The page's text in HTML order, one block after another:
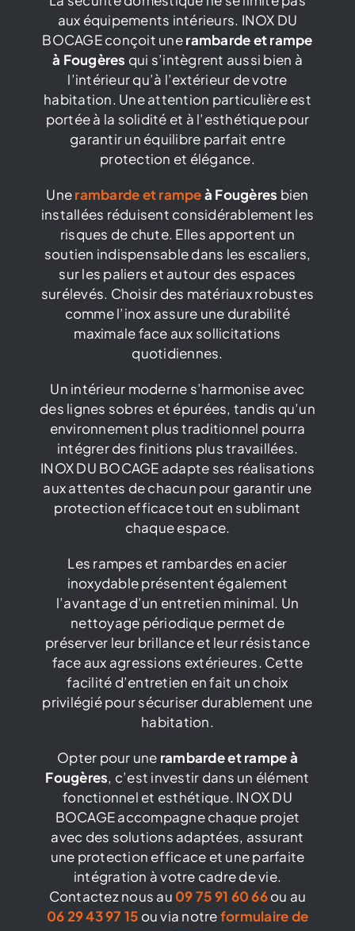
Catalogue
Contact
aux équipements intérieurs. INOX DU
BOCAGE conçoit unerambarde et rampe
à Fougères qui s’intègrent aussi bien à
l’intérieur qu’à l’extérieur de votre
habitation. Une attention particulière est
portée à la solidité et à l’esthétique pour
garantir un équilibre parfait entre
protection et élégance.
Unerambarde et rampeà Fougères bien
installées réduisent considérablement les
risques de chute. Elles apportent un
soutien indispensable dans les escaliers,
sur les paliers et autour des espaces
surélevés. Choisir des matériaux robustes
comme l’inox assure une durabilité
maximale face aux sollicitations
quotidiennes.
Un intérieur moderne s’harmonise avec
des lignes sobres et épurées, tandis qu’un
environnement plus traditionnel pourra
intégrer des finitions plus travaillées.
INOX DU BOCAGE adapte ses réalisations
aux attentes de chacun pour garantir une
protection efficace tout en sublimant
chaque espace.
Les rampes et rambardes en acier
inoxydable présentent également
l’avantage d’un entretien minimal. Un
nettoyage périodique permet de
préserver leur brillance et leur résistance
face aux agressions extérieures. Cette
facilité d’entretien en fait un choix
privilégié pour sécuriser durablement une
habitation.
Opter pour une rambarde et rampe à
Fougères, c’est investir dans un élément
fonctionnel et esthétique. INOX DU
BOCAGE accompagne chaque projet
avec des solutions adaptées, assurant
une protection efficace et une parfaite
intégration à votre cadre de vie.
Contactez nous au 09 75 91 60 66ou au
06 29 43 97 15 ou via notreformulaire de